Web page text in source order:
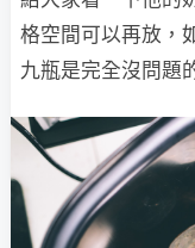
格空間可以再放，
九瓶是完全沒問題